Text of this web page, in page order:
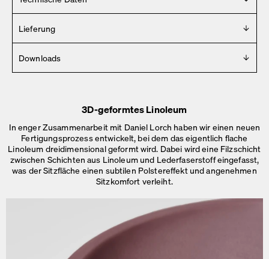
Design
Jahr
Deutschland
Maße
Ø 45 × H 76 cm
Ø 48 × H 76 cm
Montage nicht erforderlich.
Lieferung
Lieferung innerhalb von 2 – 4 Wochen (Mo.-Fr.). Mehr Details.
Downloads
3D
Maße
3D-geformtes Linoleum
In enger Zusammenarbeit mit Daniel Lorch haben wir einen neuen
Fertigungsprozess entwickelt, bei dem das eigentlich flache
Linoleum dreidimensional geformt wird. Dabei wird eine Filzschicht
zwischen Schichten aus Linoleum und Lederfaserstoff eingefasst,
was der Sitzfläche einen subtilen Polstereffekt und angenehmen
Sitzkomfort verleiht.